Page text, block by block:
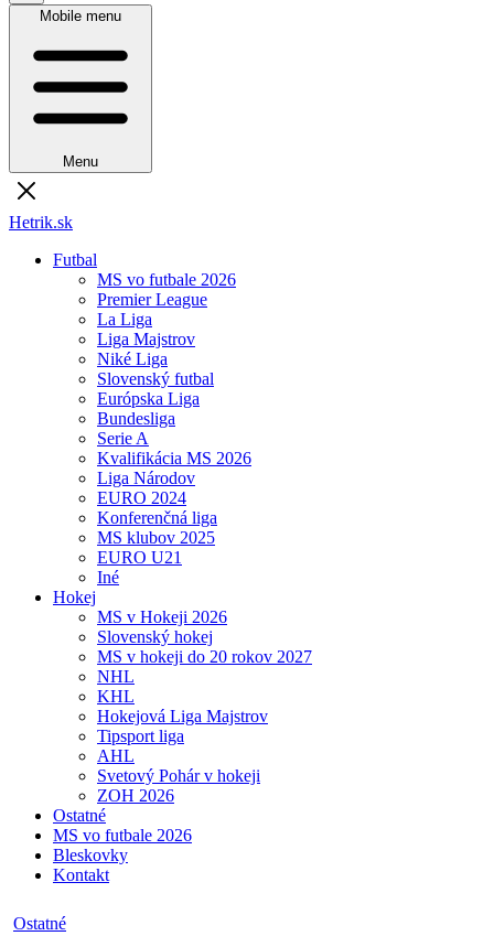
Mobile menu
Menu
Hetrik.sk
Futbal
MS vo futbale 2026
Premier League
La Liga
Liga Majstrov
Niké Liga
Slovenský futbal
Európska Liga
Bundesliga
Serie A
Kvalifikácia MS 2026
Liga Národov
EURO 2024
Konferenčná liga
MS klubov 2025
EURO U21
Iné
Hokej
MS v Hokeji 2026
Slovenský hokej
MS v hokeji do 20 rokov 2027
NHL
KHL
Hokejová Liga Majstrov
Tipsport liga
AHL
Svetový Pohár v hokeji
ZOH 2026
Ostatné
MS vo futbale 2026
Bleskovky
Kontakt
Ostatné